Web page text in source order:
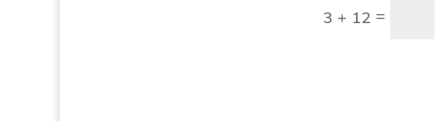
3 + 12 =